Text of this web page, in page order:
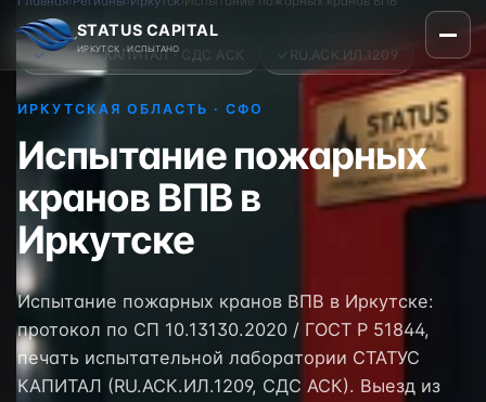
STATUS CAPITAL
ИРКУТСК · ИСПЫТАНО
✓СТАТУС КАПИТАЛ · СДС АСК ✓ RU.АСК.ИЛ.1209
ИРКУТСКАЯ ОБЛАСТЬ · СФО
Испытание пожарных
кранов ВПВ в
Иркутске
Испытание пожарных кранов ВПВ в Иркутске:
протокол по СП 10.13130.2020 / ГОСТ Р 51844,
печать испытательной лаборатории СТАТУС
КАПИТАЛ (RU.АСК.ИЛ.1209, СДС АСК). Выезд из